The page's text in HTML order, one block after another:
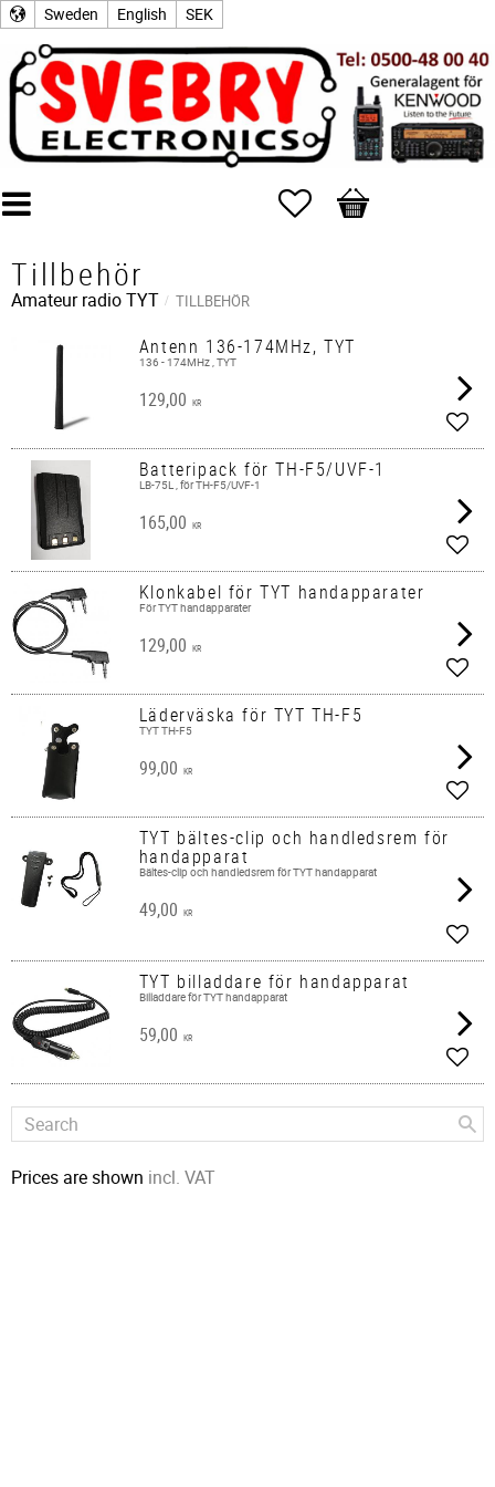
Sweden English SEK
Favorites
Basket
Tillbehör
Amateur radioTYT TILLBEHÖR
Antenn 136-174MHz, TYT
136 - 174MHz , TYT
129,00 KR
Add
Batteripack för TH-F5/UVF-1
LB-75L , för TH-F5/UVF-1
165,00 KR
Add
Klonkabel för TYT handapparater
För TYT handapparater
129,00 KR
Add
Läderväska för TYT TH-F5
TYT TH-F5
99,00 KR
Add
TYT bältes-clip och handledsrem för
handapparat
Bältes-clip och handledsrem för TYT handapparat
49,00 KR
Add
TYT billaddare för handapparat
Billaddare för TYT handapparat
59,00 KR
Add
Prices are shown incl. VAT